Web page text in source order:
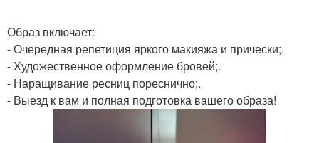
Образ включает:
- Очередная репетиция яркого макияжа и прически;.
- Художественное оформление бровей;.
- Наращивание ресниц пореснично;.
- Выезд к вам и полная подготовка вашего образа!